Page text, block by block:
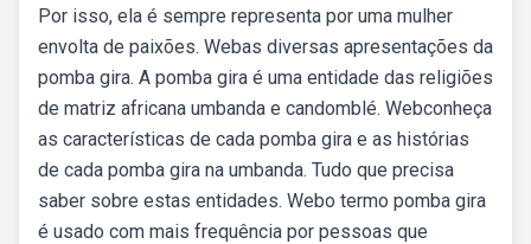
Por isso, ela é sempre representa por uma mulher
envolta de paixões. Webas diversas apresentações da
pomba gira. A pomba gira é uma entidade das religiões
de matriz africana umbanda e candomblé. Webconheça
as características de cada pomba gira e as histórias
de cada pomba gira na umbanda. Tudo que precisa
saber sobre estas entidades. Webo termo pomba gira
é usado com mais frequência por pessoas que